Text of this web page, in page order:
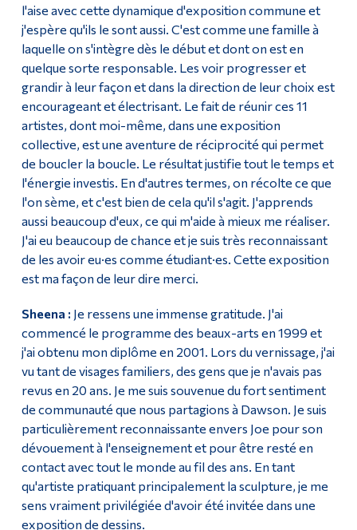
l'aise avec cette dynamique d'exposition commune et
j'espère qu'ils le sont aussi. C'est comme une famille à
laquelle on s'intègre dès le début et dont on est en
quelque sorte responsable. Les voir progresser et
grandir à leur façon et dans la direction de leur choix est
encourageant et électrisant. Le fait de réunir ces 11
artistes, dont moi-même, dans une exposition
collective, est une aventure de réciprocité qui permet
de boucler la boucle. Le résultat justifie tout le temps et
l'énergie investis. En d'autres termes, on récolte ce que
l'on sème, et c'est bien de cela qu'il s'agit. J'apprends
aussi beaucoup d'eux, ce qui m'aide à mieux me réaliser.
J'ai eu beaucoup de chance et je suis très reconnaissant
de les avoir eu·es comme étudiant·es. Cette exposition
est ma façon de leur dire merci.
Sheena : Je ressens une immense gratitude. J'ai
commencé le programme des beaux-arts en 1999 et
j'ai obtenu mon diplôme en 2001. Lors du vernissage, j'ai
vu tant de visages familiers, des gens que je n'avais pas
revus en 20 ans. Je me suis souvenue du fort sentiment
de communauté que nous partagions à Dawson. Je suis
particulièrement reconnaissante envers Joe pour son
dévouement à l'enseignement et pour être resté en
contact avec tout le monde au fil des ans. En tant
qu'artiste pratiquant principalement la sculpture, je me
sens vraiment privilégiée d'avoir été invitée dans une
exposition de dessins.